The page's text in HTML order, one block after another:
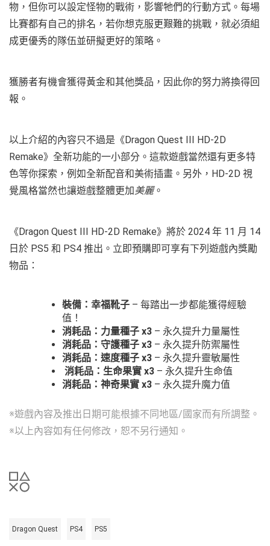
物，但你可以設定怪物的戰術，影響牠們的行動方式。每場
比賽都有自己的排名，若你想克服更艱難的挑戰，就必須組
成更優秀的隊伍並研擬更好的策略。
獲勝者有機會獲得黃金和其他獎品，因此你的努力將換得回
報。
以上介紹的內容只不過是《Dragon Quest III HD-2D
Remake》全新功能的一小部分。這款遊戲當然還有更多特
色等你探索，例如全新配音和美術插畫。另外，HD-2D 視
覺風格當然也讓遊戲整體更加 美麗。
《Dragon Quest III HD-2D Remake》將於 2024 年 11 月 14
日於 PS5 和 PS4 推出。立即預購即可享有下列遊戲內獎勵
物品：
裝備：幸福靴子 – 每踏出一步都能獲得經驗
值！
消耗品：力量種子 x3 – 永久提升力量屬性
消耗品：守護種子 x3 – 永久提升防禦屬性
消耗品：速度種子 x3 – 永久提升靈敏屬性
消耗品：生命果實 x3 – 永久提升生命值
消耗品：神奇果實 x3 – 永久提升魔力值
※遊戲內容及推出日期可能根據不同地區/國家而有所調整。
※以上內容如有任何修改，恕不另行通知。
Dragon Quest PS4 PS5